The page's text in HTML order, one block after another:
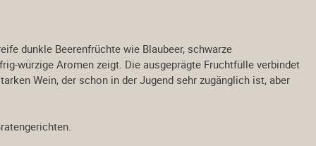
USA Sektempfang
dunkle Beerenfrüchte wie Blaubeer, schwarze
würzige Aromen zeigt. Die ausgeprägte Fruchtfülle verbindet
Wein, der schon in der Jugend sehr zugänglich ist, aber
.